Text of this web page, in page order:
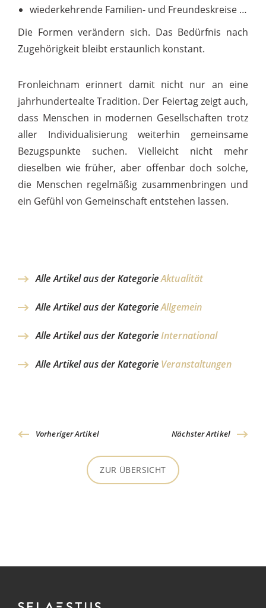
wiederkehrende Familien- und Freundeskreise …
Die Formen verändern sich. Das Bedürfnis nach
Zugehörigkeit bleibt erstaunlich konstant.
Fronleichnam erinnert damit nicht nur an eine
jahrhundertealte Tradition. Der Feiertag zeigt auch,
dass Menschen in modernen Gesellschaften trotz
aller Individualisierung weiterhin gemeinsame
Bezugspunkte suchen. Vielleicht nicht mehr
dieselben wie früher, aber offenbar doch solche,
die Menschen regelmäßig zusammenbringen und
ein Gefühl von Gemeinschaft entstehen lassen.
Alle Artikel aus der KategorieAktualität
Alle Artikel aus der KategorieAllgemein
Alle Artikel aus der KategorieInternational
Alle Artikel aus der Kategorie Veranstaltungen
Vorheriger Artikel
ZUR ÜBERSICHT
Nächster Artikel